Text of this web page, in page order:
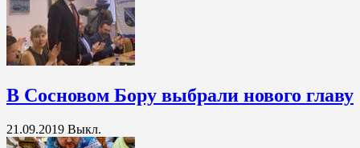
В Сосновом Бору выбрали нового главу
21.09.2019 Выкл.